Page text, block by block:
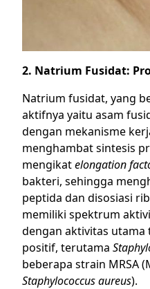
2. Natrium Fusidat:
Natrium fusidat, yang
aktifnya yaitu asam
dengan mekanisme
menghambat sintesis
mengikatelongation
bakteri, sehingga
peptida dan disosiasi
memiliki spektrum
dengan aktivitas
positif, terutama
beberapa strain MRSA
Staphylococcus aureus).